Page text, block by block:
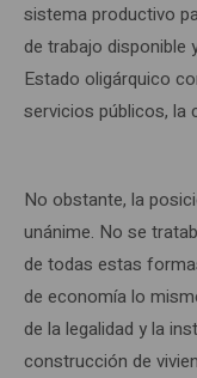
sistema productivo
de trabajo disponible
Estado oligárquico
servicios públicos, la
No obstante, la
unánime. No se
de todas estas
de economía lo
de la legalidad y la
construcción de